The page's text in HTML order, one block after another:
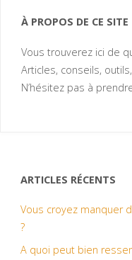
À PROPOS DE CE SITE
Vous trouverez ici de
Articles, conseils,
N’hésitez pas à
ARTICLES RÉCENTS
Vous croyez manquer
?
A quoi peut bien